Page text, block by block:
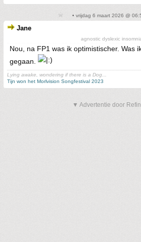
• vrijdag 6 maart 2026 @
Jane
agnostic dyslexic
Nou, na FP1 was ik optimistischer. Was
gegaan.
Lying awake, wondering if there is a Dog...
Tijn won het Morlvision Songfestival 2023
▼ Advertentie door